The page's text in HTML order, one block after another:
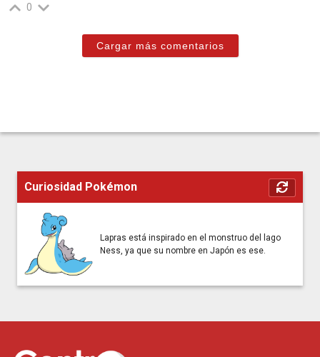
0
Cargar más comentarios
Curiosidad Pokémon
Lapras está inspirado en el monstruo del lago
Ness, ya que su nombre en Japón es ese.